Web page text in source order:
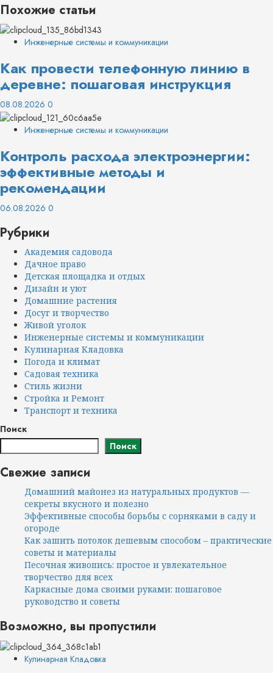
Похожие статьи
Инженерные системы и коммуникации
Как провести телефонную линию в
деревне: пошаговая инструкция
08.08.2026 0
Инженерные системы и коммуникации
Контроль расхода электроэнергии:
эффективные методы и
рекомендации
06.08.2026 0
Рубрики
Академия садовода
Дачное право
Детская площадка и отдых
Дизайн и уют
Домашние растения
Досуг и творчество
Живой уголок
Инженерные системы и коммуникации
Кулинарная Кладовка
Погода и климат
Садовая техника
Стиль жизни
Стройка и Ремонт
Транспорт и техника
Поиск
Поиск
Свежие записи
Домашний майонез из натуральных продуктов —
секреты вкусного и полезно
Эффективные способы борьбы с сорняками в саду и
огороде
Как зашить потолок дешевым способом – практические
советы и материалы
Песочная живопись: простое и увлекательное
творчество для всех
Каркасные дома своими руками: пошаговое
руководство и советы
Возможно, вы пропустили
Кулинарная Кладовка